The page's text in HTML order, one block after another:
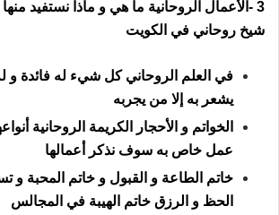
3 -الأعمال الروحانية ما هي و ماذا نستفيد
شيخ روحاني في الكويت
في العلم الروحاني كل شيء له فائدة
يشعر به إلا من يجربه
الخواتم و الأحجار الكريمة الروحانية
عمل خاص به سوف نذكر أعمالها
خاتم الطاعة و القبول و خاتم المحبة و
الحظ و الرزق خاتم الهيبة في المجالس